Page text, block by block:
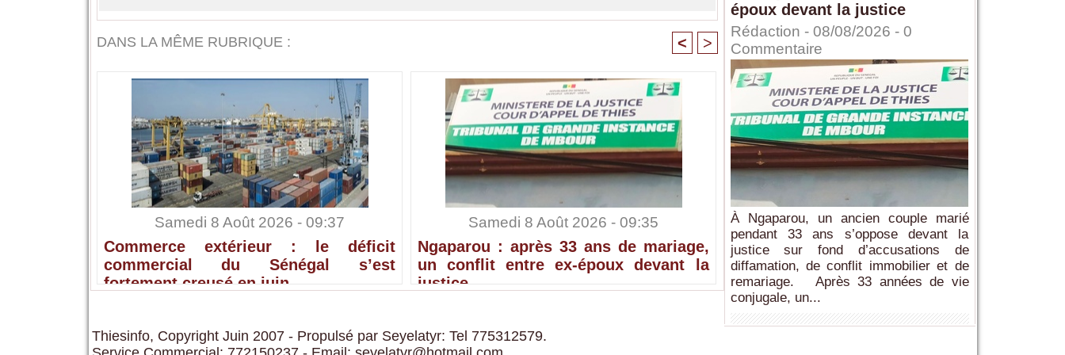
DANS LA MÊME RUBRIQUE : < >
Samedi 8 Août 2026 - 09:37
Commerce extérieur : le déficit
commercial du Sénégal s’est
fortement creusé en juin
Samedi 8 Août 2026 - 09:35
Ngaparou : après 33 ans de mariage,
un conflit entre ex-époux devant la
justice
époux devant la justice
Rédaction - 08/08/2026 - 0
Commentaire
À Ngaparou, un ancien couple marié
pendant 33 ans s’oppose devant la
justice sur fond d’accusations de
diffamation, de conflit immobilier et de
remariage. Après 33 années de vie
conjugale, un...
Thiesinfo, Copyright Juin 2007 - Propulsé par Seyelatyr: Tel 775312579.